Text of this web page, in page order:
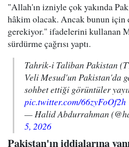
"Allah'ın izniyle çok yakında
hâkim olacak. Ancak bunun için
gerekiyor." ifadelerini kullanan
sürdürme çağrısı yaptı.
Tahrik-i Taliban Pakistan
Veli Mesud'un Pakistan'da
sohbet ettiği görüntüler
pic.twitter.com/66zyFoOf2h
— Halid Abdurrahman
5, 2026
Pakistan'ın iddialarına